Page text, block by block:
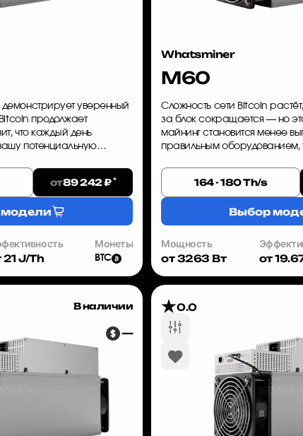
уверенный
продолжает
что каждый день
потенциальную
зараб...
от89 242 ₽ *
21 J/Th
Монеты
BTC
Whatsminer
M60
Сложность сети Bitcoin
за блок сокращается — но
майнинг становится менее
правильным оборудованием,
годы вперёд. Курс B...
164 - 180 Th/s
Выбор
Мощность
от 3263 Вт
от
—
В наличии 0.0